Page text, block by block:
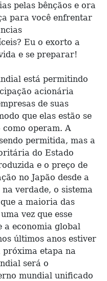
pelas bênçãos e ora
para você enfrentar
Eu o exorto a
e se preparar!
está permitindo
acionária
de suas
que elas estão se
operam. A
permitida, mas a
do Estado
e o preço de
no Japão desde a
verdade, o sistema
a maioria das
vez que esse
a economia global
últimos anos estiver
etapa na
será o
mundial unificado